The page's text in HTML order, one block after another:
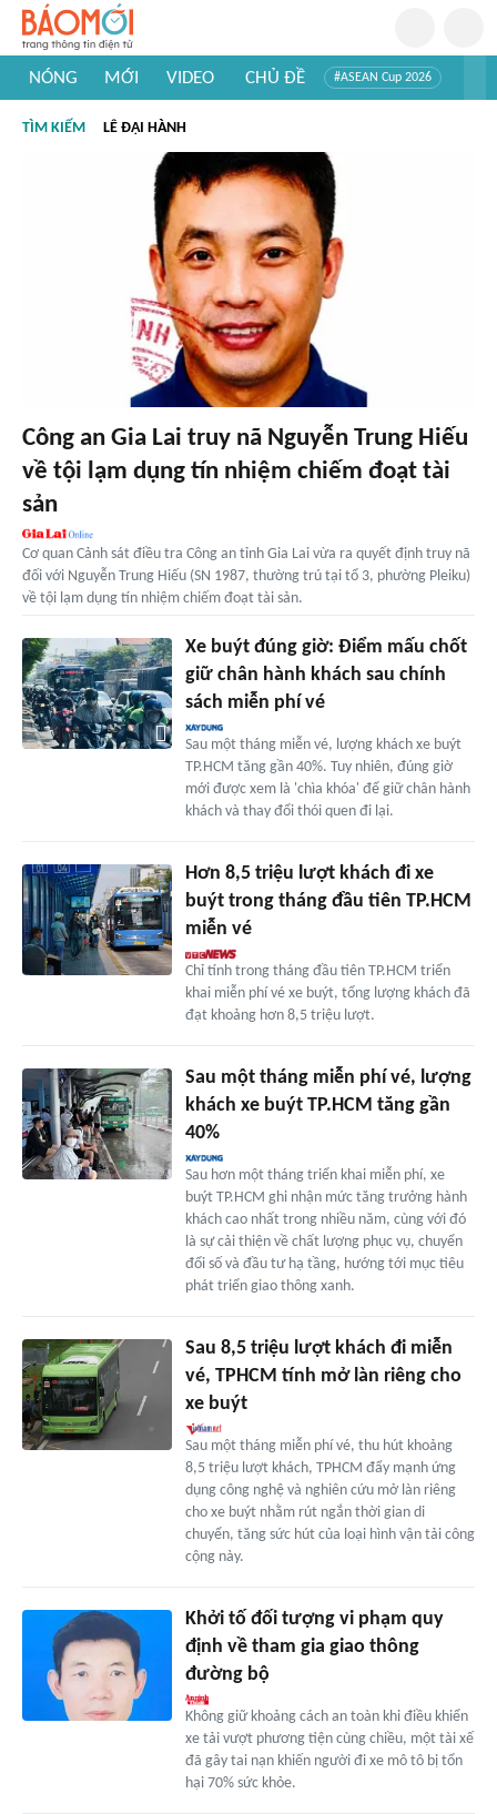
NÓNG MỚI VIDEO CHỦ ĐỀ #ASEAN Cup 2026
#Khám phá thế giới
TÌM KIẾM LÊ ĐẠI HÀNH
Công an Gia Lai truy nã Nguyễn Trung Hiếu
về tội lạm dụng tín nhiệm chiếm đoạt tài
sản
Cơ quan Cảnh sát điều tra Công an tỉnh Gia Lai vừa ra quyết định truy nã
đối với Nguyễn Trung Hiếu (SN 1987, thường trú tại tổ 3, phường Pleiku)
về tội lạm dụng tín nhiệm chiếm đoạt tài sản.
Xe buýt đúng giờ: Điểm mấu chốt
giữ chân hành khách sau chính
sách miễn phí vé
Sau một tháng miễn vé, lượng khách xe buýt
TP.HCM tăng gần 40%. Tuy nhiên, đúng giờ
mới được xem là 'chìa khóa' để giữ chân hành
khách và thay đổi thói quen đi lại.
Hơn 8,5 triệu lượt khách đi xe
buýt trong tháng đầu tiên TP.HCM
miễn vé
Chỉ tính trong tháng đầu tiên TP.HCM triển
khai miễn phí vé xe buýt, tổng lượng khách đã
đạt khoảng hơn 8,5 triệu lượt.
Sau một tháng miễn phí vé, lượng
khách xe buýt TP.HCM tăng gần
40%
Sau hơn một tháng triển khai miễn phí, xe
buýt TP.HCM ghi nhận mức tăng trưởng hành
khách cao nhất trong nhiều năm, cùng với đó
là sự cải thiện về chất lượng phục vụ, chuyển
đổi số và đầu tư hạ tầng, hướng tới mục tiêu
phát triển giao thông xanh.
Sau 8,5 triệu lượt khách đi miễn
vé, TPHCM tính mở làn riêng cho
xe buýt
Sau một tháng miễn phí vé, thu hút khoảng
8,5 triệu lượt khách, TPHCM đẩy mạnh ứng
dụng công nghệ và nghiên cứu mở làn riêng
cho xe buýt nhằm rút ngắn thời gian di
chuyển, tăng sức hút của loại hình vận tải công
cộng này.
Khởi tố đối tượng vi phạm quy
định về tham gia giao thông
đường bộ
Không giữ khoảng cách an toàn khi điều khiển
xe tải vượt phương tiện cùng chiều, một tài xế
đã gây tai nạn khiến người đi xe mô tô bị tổn
hại 70% sức khỏe.